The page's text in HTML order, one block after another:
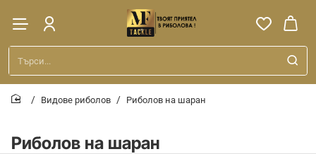
Търси...
Риболов на шаран
Видове риболов Риболов на шаран